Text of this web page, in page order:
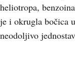
heliotropa,
je i okrugla bočica
neodoljivo